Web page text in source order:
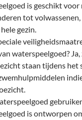
is geschikt
tot
gezin.
waterspeelgoed?
staan tijdens het
is ontworpen